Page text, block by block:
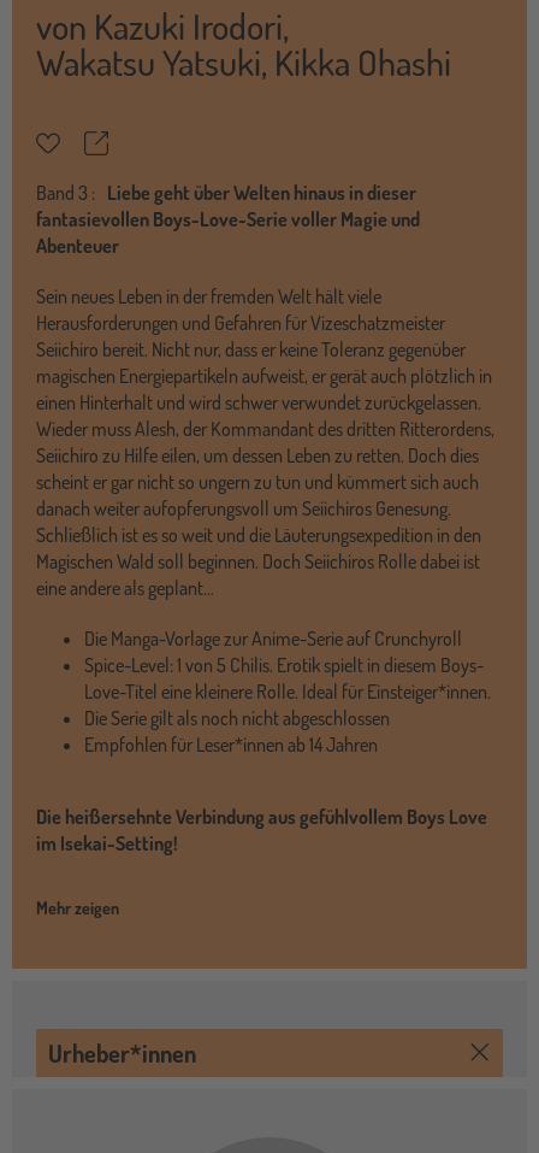
von Kazuki Irodori,
Wakatsu Yatsuki, Kikka Ohashi
MerkzettelTeilen
Band 3 : Liebe geht über Welten hinaus in dieser
fantasievollen Boys-Love-Serie voller Magie und
Abenteuer
Sein neues Leben in der fremden Welt hält viele
Herausforderungen und Gefahren für Vizeschatzmeister
Seiichiro bereit. Nicht nur, dass er keine Toleranz gegenüber
magischen Energiepartikeln aufweist, er gerät auch plötzlich in
einen Hinterhalt und wird schwer verwundet zurückgelassen.
Wieder muss Alesh, der Kommandant des dritten Ritterordens,
Seiichiro zu Hilfe eilen, um dessen Leben zu retten. Doch dies
scheint er gar nicht so ungern zu tun und kümmert sich auch
danach weiter aufopferungsvoll um Seiichiros Genesung.
Schließlich ist es so weit und die Läuterungsexpedition in den
Magischen Wald soll beginnen. Doch Seiichiros Rolle dabei ist
eine andere als geplant…
Die Manga-Vorlage zur Anime-Serie auf Crunchyroll
Spice-Level: 1 von 5 Chilis. Erotik spielt in diesem Boys-
Love-Titel eine kleinere Rolle. Ideal für Einsteiger*innen.
Die Serie gilt als noch nicht abgeschlossen
Empfohlen für Leser*innen ab 14 Jahren
Die heißersehnte Verbindung aus gefühlvollem Boys Love
im Isekai-Setting!
Mehr zeigen
Urheber*innen